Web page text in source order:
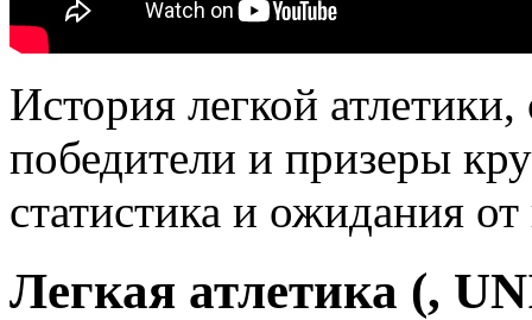
История легкой
победители и призеры
статистика и ожидания
Легкая атлетика (,